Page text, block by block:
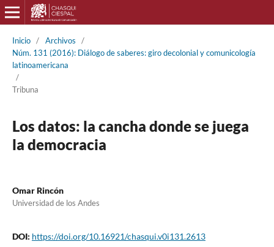
Inicio / Archivos
/
Núm. 131 (2016): Diálogo de saberes: giro decolonial y comunicología
latinoamericana
/
Tribuna
Los datos: la cancha donde se juega
la democracia
Omar Rincón
Universidad de los Andes
DOI: https://doi.org/10.16921/chasqui.v0i131.2613